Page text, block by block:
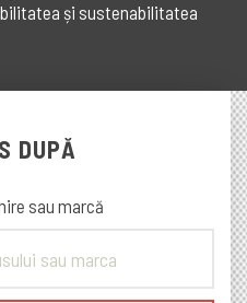
și sustenabilitatea
DUPĂ
sau marcă